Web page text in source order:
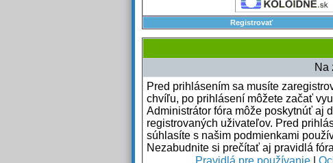
Registrovať
Na
Pred prihlásením sa musíte
chvíľu, po prihlásení môžete začať
Administrátor fóra môže poskytnúť aj
registrovaných uživateľov. Pred
súhlasíte s našim podmienkami
Nezabudnite si prečítať aj pravidlá
Pravidlá pre používanie